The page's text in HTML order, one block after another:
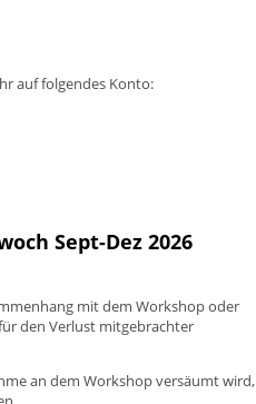
auf folgendes Konto:
Sept-Dez 2026
mit dem Workshop oder
den Verlust mitgebrachter
an dem Workshop versäumt wird,